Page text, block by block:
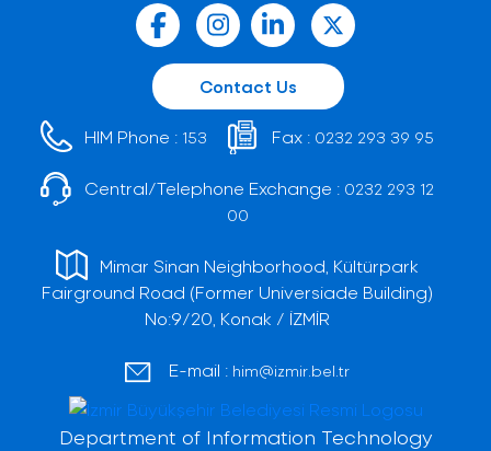
Contact Us
HIM Phone : 153 Fax : 0232 293 39 95
Central/Telephone Exchange : 0232 293 12
00
Mimar Sinan Neighborhood, Kültürpark
Fairground Road (Former Universiade Building)
No:9/20, Konak / İZMİR
E-mail : him@izmir.bel.tr
Department of Information Technology